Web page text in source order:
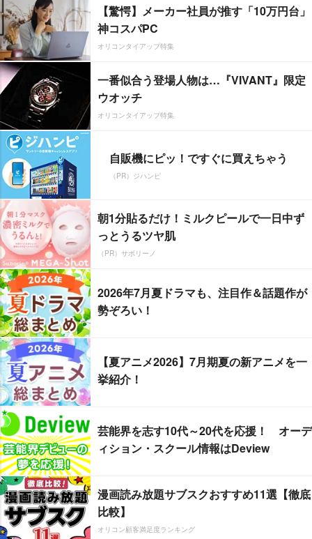
【驚愕】メーカー社員が推す「10万円台」
神コスパPC
オリコンタイアップ特集
一番似合う登場人物は…『VIVANT』限定
ウオッチ
オリコンタイアップ特集
自販機にピッ！ですぐに買えちゃう
（PR）ジハンピ
朝1分貼るだけ！ミルクピールで一日中ず
っとうるツヤ肌
（PR）サボリーノ
2026年7月夏ドラマも、注目作＆話題作が
勢ぞろい！
【夏アニメ2026】7月期夏の新アニメを一
挙紹介！
芸能界を志す10代～20代を応援！ オーデ
ィション・スクール情報はDeview
漫画読み放題サブスクおすすめ11選【徹底
比較】
オリコン顧客満足度ランキング